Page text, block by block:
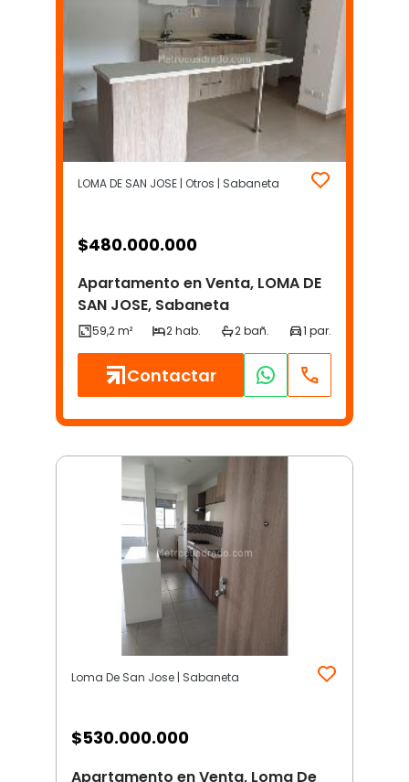
LOMA DE SAN JOSE | Otros | Sabaneta
$480.000.000
Apartamento en Venta, LOMA DE
SAN JOSE, Sabaneta
Contactar
Loma De San Jose | Sabaneta
$530.000.000
Apartamento en Venta, Loma De